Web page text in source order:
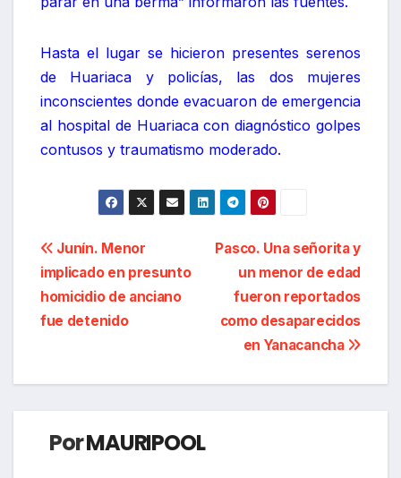
Hasta el lugar se hicieron presentes serenos
de Huariaca y policías, las dos mujeres
inconscientes donde evacuaron de emergencia
al hospital de Huariaca con diagnóstico golpes
contusos y traumatismo moderado.
Navegación
de
entradas
Pasco. Una señorita y
un menor de edad
fueron reportados
como desaparecidos
en Yanacancha
Junín. Menor
implicado en presunto
homicidio de anciano
fue detenido
PorMAURIPOOL